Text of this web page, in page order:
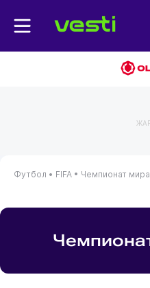
Футбол • FIFA • Чемпионат